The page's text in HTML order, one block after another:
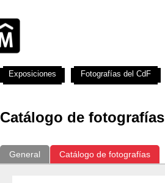
Catálogo de fotografías
General Catálogo de fotografías
Exposiciones Fotografías del CdF